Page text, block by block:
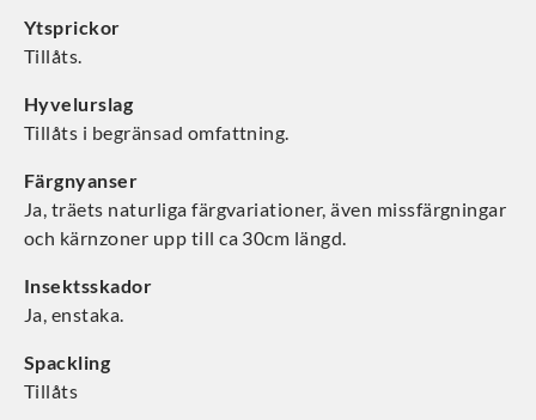
Ytsprickor
Tillåts.
Hyvelurslag
Tillåts i begränsad omfattning.
Färgnyanser
Ja, träets naturliga färgvariationer, även missfärgningar
och kärnzoner upp till ca 30cm längd.
Insektsskador
Ja, enstaka.
Spackling
Tillåts